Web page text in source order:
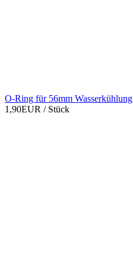
O-Ring für 56mm Wasserkühlung
1,90EUR / Stück